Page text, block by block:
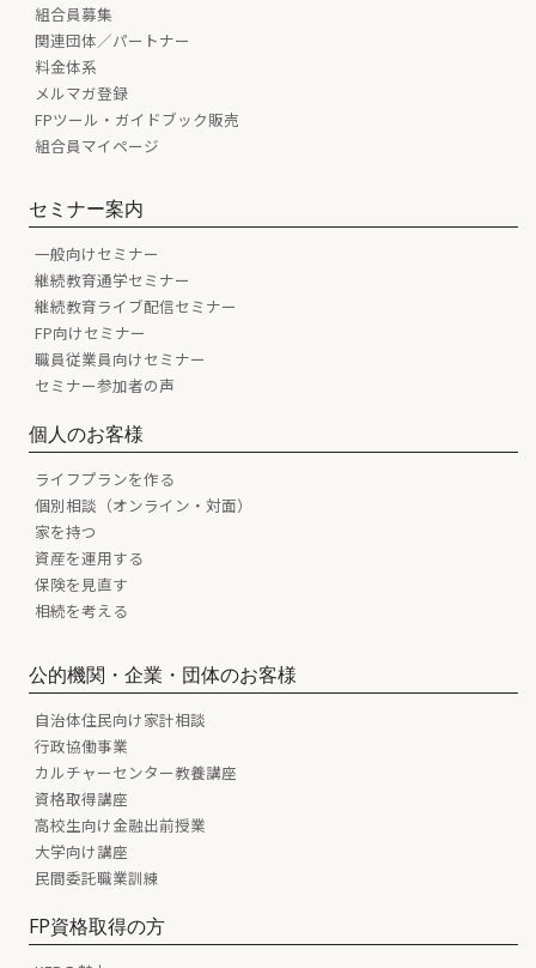
組合員募集
関連団体／パートナー
料金体系
メルマガ登録
FPツール・ガイドブック販売
組合員マイページ
セミナー案内
一般向けセミナー
継続教育通学セミナー
継続教育ライブ配信セミナー
FP向けセミナー
職員従業員向けセミナー
セミナー参加者の声
個人のお客様
ライフプランを作る
個別相談（オンライン・対面）
家を持つ
資産を運用する
保険を見直す
相続を考える
公的機関・企業・団体のお客様
自治体住民向け家計相談
行政協働事業
カルチャーセンター教養講座
資格取得講座
高校生向け金融出前授業
大学向け講座
民間委託職業訓練
FP資格取得の方